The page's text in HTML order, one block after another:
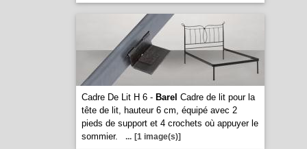
Cadre De Lit H 6 - Barel Cadre de lit pour la
tête de lit, hauteur 6 cm, équipé avec 2
pieds de support et 4 crochets où appuyer le
sommier.
... [1 image(s)]